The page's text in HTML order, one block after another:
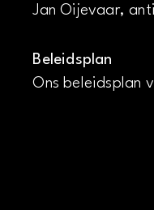
Jan Oijevaar,
Beleidsplan
Ons beleidsplan